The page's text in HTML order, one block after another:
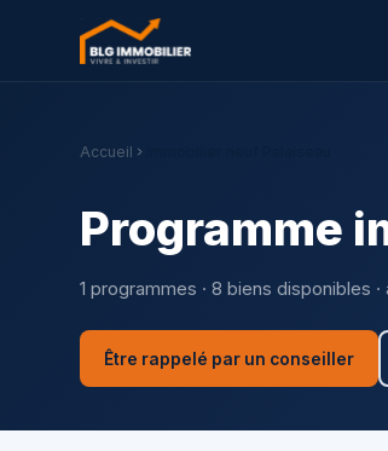
Accueil
Programme
1 programmes · 8 biens disponibles
Être rappelé par un conseiller